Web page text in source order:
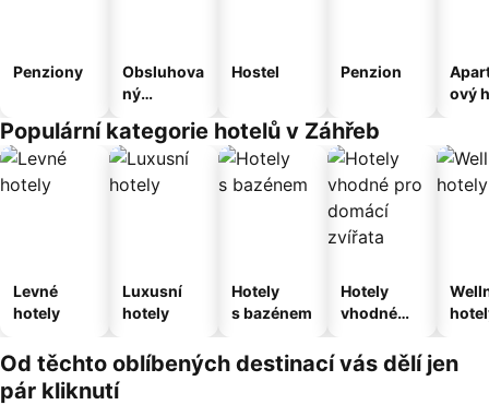
Penziony
Obsluhova
ný
Hostel Penzion
ový
Populární kategorie hotelů v Záhřeb
Levné
hotely
Luxusní
hotely
Hotely
s bazénem
Hotely
vhodné
domácí
zvířata
Od těchto oblíbených destinací vás dělí jen
pár kliknutí